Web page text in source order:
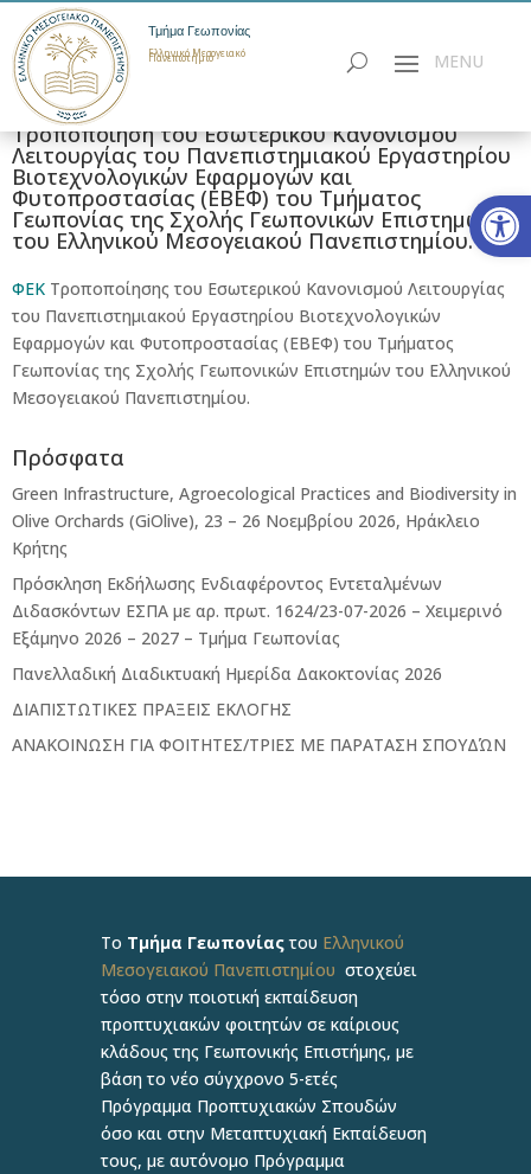
Τμήμα Γεωπονίας
Ελληνικό Μεσογειακό
Πανεπιστήμιο
Τροποποίηση του Εσωτερικού Κανονισμού
Λειτουργίας του Πανεπιστημιακού Εργαστηρίου
Βιοτεχνολογικών Εφαρμογών και
Φυτοπροστασίας (ΕΒΕΦ) του Τμήματος
Γεωπονίας της Σχολής Γεωπονικών Επιστημών
του Ελληνικού Μεσογειακού Πανεπιστημίου.
ΦΕΚ Τροποποίησης του Εσωτερικού Κανονισμού Λειτουργίας
του Πανεπιστημιακού Εργαστηρίου Βιοτεχνολογικών
Εφαρμογών και Φυτοπροστασίας (ΕΒΕΦ) του Τμήματος
Γεωπονίας της Σχολής Γεωπονικών Επιστημών του Ελληνικού
Μεσογειακού Πανεπιστημίου.
Πρόσφατα
Green Infrastructure, Agroecological Practices and Biodiversity in
Olive Orchards (GiOlive), 23 – 26 Νοεμβρίου 2026, Ηράκλειο
Κρήτης
Πρόσκληση Εκδήλωσης Ενδιαφέροντος Εντεταλμένων
Διδασκόντων ΕΣΠΑ με αρ. πρωτ. 1624/23-07-2026 – Χειμερινό
Εξάμηνο 2026 – 2027 – Τμήμα Γεωπονίας
Πανελλαδική Διαδικτυακή Ημερίδα Δακοκτονίας 2026
ΔΙΑΠΙΣΤΩΤΙΚΕΣ ΠΡΑΞΕΙΣ ΕΚΛΟΓΗΣ
ΑΝΑΚΟΙΝΩΣΗ ΓΙΑ ΦΟΙΤΗΤΕΣ/ΤΡΙΕΣ ΜΕ ΠΑΡΑΤΑΣΗ ΣΠΟΥΔΏΝ
Το Τμήμα Γεωπονίαςτου Ελληνικού
Μεσογειακού Πανεπιστημίου στοχεύει
τόσο στην ποιοτική εκπαίδευση
προπτυχιακών φοιτητών σε καίριους
κλάδους της Γεωπονικής Επιστήμης, με
βάση το νέο σύγχρονο 5-ετές
Πρόγραμμα Προπτυχιακών Σπουδών
όσο και στην Μεταπτυχιακή Εκπαίδευση
τους, με αυτόνομο Πρόγραμμα